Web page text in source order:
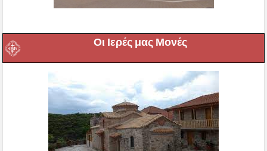
Οι Ιερές μας Μονές